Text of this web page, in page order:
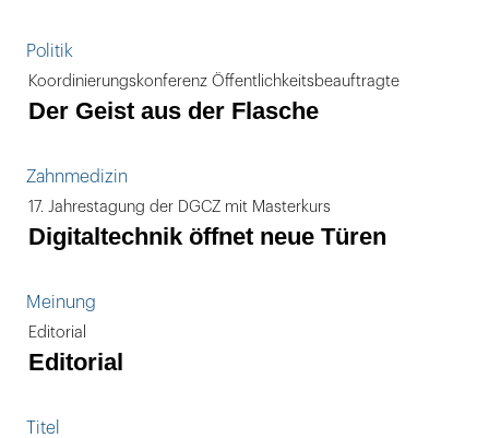
Politik
Koordinierungskonferenz Öffentlichkeitsbeauftragte
Der Geist aus der Flasche
Zahnmedizin
17. Jahrestagung der DGCZ mit Masterkurs
Digitaltechnik öffnet neue Türen
Meinung
Editorial
Editorial
Titel